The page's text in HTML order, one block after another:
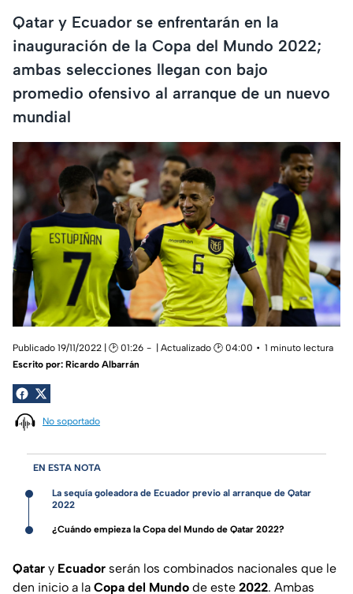
Qatar y Ecuador se enfrentarán en la
inauguración de la Copa del Mundo 2022;
ambas selecciones llegan con bajo
promedio ofensivo al arranque de un nuevo
mundial
Publicado 19/11/2022 | 🕑 01:26 | Actualizado 🕑 04:00
1 minuto lectura
Escrito por: Ricardo Albarrán
No soportado
EN ESTA NOTA
La sequía goleadora de Ecuador previo al arranque de Qatar
2022
¿Cuándo empieza la Copa del Mundo de Qatar 2022?
Qatar y Ecuador serán los combinados nacionales que le
den inicio a la Copa del Mundo de este 2022. Ambas